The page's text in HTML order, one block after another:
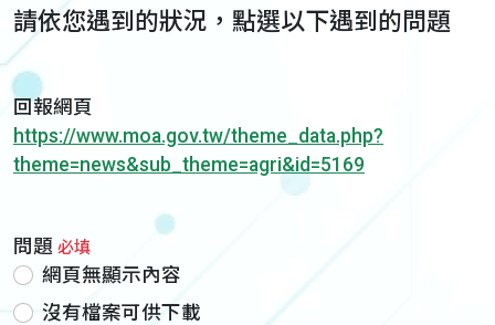
請依您遇到的狀況，點選以下遇到的問題
回報網頁
https://www.moa.gov.tw/theme_data.php?
theme=news&sub_theme=agri&id=5169
問題 必填
網頁無顯示內容
沒有檔案可供下載